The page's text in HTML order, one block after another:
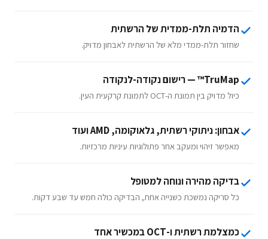
הדמיה תלת-ממדית של הרשתית
שחזור תלת-ממדי מלא של הרשתית לאבחון מדויק.
TruMap™ — רישום נקודה-לנקודה
כיול מדויק בין תמונת ה-OCT לתמונת קרקעית העין.
אבחון: ניתוקי רשתית, גלאוקומה, AMD ועוד
מאפשר זיהוי ומעקב אחר פתולוגיות עיניות מרכזיות.
בדיקה מהירה ונוחה למטופל
כל סריקה נמשכת כשנייה אחת, הבדיקה כולה חמש עד שבע דקות.
כמצלמת רשתית ו-OCT במכשיר אחד